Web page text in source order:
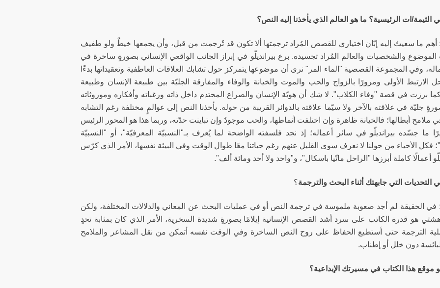
الثيمة/ات الرئيسية؟ ما هو العالم الذي يأخذنا إليه النص؟
أهم ما سعيتُ إليه إبّان اختياري للقصص المُراد ترجمتها ألا تكون قد تُرجمت من قبل، وأن يجمعها خيطٌ ولو طفيف
والشخصيات والعالم المُراد تجسيده. برع بيرانديلّو في إبراز الجانب الواقعي الإنساني بصورةٍ ساخرة في
وفي المجموعة القصصية "الماء المر" نرى أن موضوعها يتمركز حول تشابك العلاقات العاطفية وتعقيداتها بدءًا
الارتبط الأولى ومرورًا بالزواج والحب والموت والخيانة والوفاء والمفارقة الجليّة بين طبيعة الإنسان وطبيعة
برزت في قصة "وفاء الكلاب". لا شك أن هويّة الإنسان والصراع المحتدم داخل ذاته ورغباته وأفكاره وموروثاته
جليّة في علاقته بالآخر ولا سيّما علاقته بالدوائر القريبة من حوله. يأخذنا النص إلى عوالمٍ مختلفة رغم التشابه
ملامح أبطالها؛ فالخيانة ظاهرة وإن اختلفت أنماطها، والحب موجودٌ وإن تباينت حدّته، وربما هذا هو المحور الرئيس
ما جسّده بيرانديلّو في سائر أعماله؛ إذ نجد فلسفته الواضحة لما يُعرف بـ"النسبيّة المعرفيّة"، أو "النسبيّة
فكل الأحياء من حولنا لا نعرف سوى القليل عنهم رغم حياتنا معًا طوال الوقت وفي البيئة نفسها، الأمر الذي كرّس
أعمالًا كاملة أبرزها " الراحل ماتّيا باسكال"، و"واحد ولا أحد ومائة ألف".
التحديات التي جابهتك أثناء البحث والترجمة؟
في الحقيقة لم أجد صعوبة ملموسة في ترجمة النص أو في عمليات البحث عن المعاني والدلالات المختلفة، ولكن
هو قدرة الكاتب على سرد أشد القصص الإنسانية إيلامًا بصورةٍ شديدة السخرية، الأمر الذي كان بمثابة تحدٍ
الترجمة حتى أستطيع الحفاظ على روح النص الساخرة وفي الوقت نفسه أتمكن من نقل المشاعر والملامح
دون خلل أو إطناب.
موقع هذا الكتاب في مسيرتك الإبداعية؟